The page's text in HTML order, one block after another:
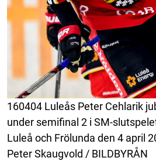
160404 Luleås Peter Cehlarik
under semifinal 2 i SM-
Luleå och Frölunda den 4 april
Peter Skaugvold / BILDBYRÅN